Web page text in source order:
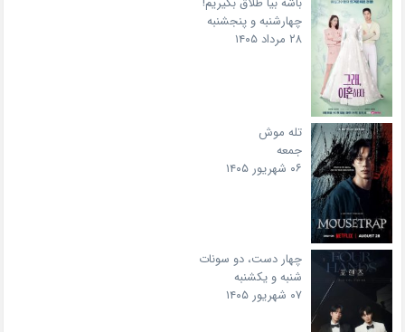
چهارشنبه و پنجشنبه
۲۸ مرداد ۱۴۰۵
تله موش
جمعه
۰۶ شهریور ۱۴۰۵
چهار دست، دو سونات
شنبه و یکشنبه
۰۷ شهریور ۱۴۰۵